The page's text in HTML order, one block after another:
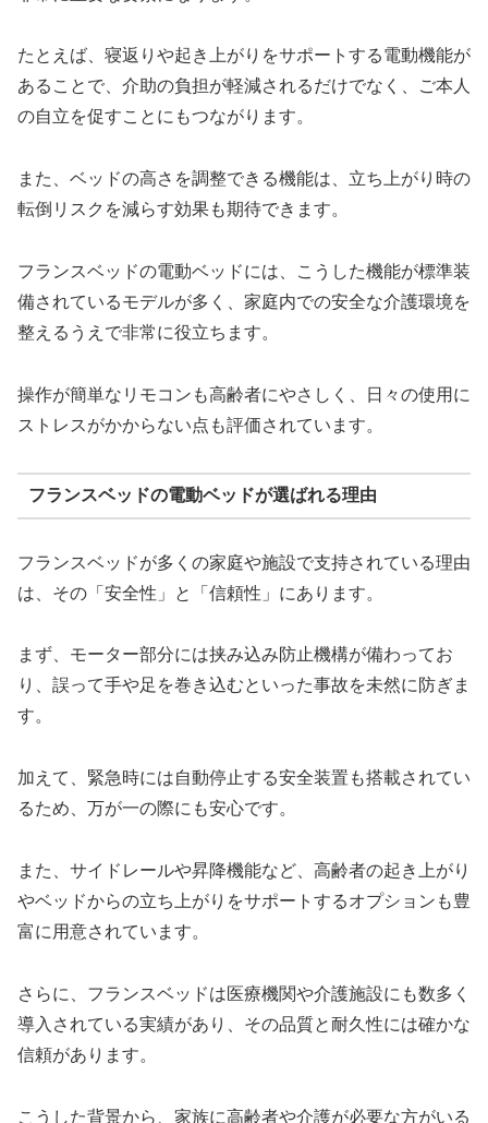
たとえば、寝返りや起き上がりをサポートする電動機能が
あることで、介助の負担が軽減されるだけでなく、ご本人
の自立を促すことにもつながります。
また、ベッドの高さを調整できる機能は、立ち上がり時の
転倒リスクを減らす効果も期待できます。
フランスベッドの電動ベッドには、こうした機能が標準装
備されているモデルが多く、家庭内での安全な介護環境を
整えるうえで非常に役立ちます。
操作が簡単なリモコンも高齢者にやさしく、日々の使用に
ストレスがかからない点も評価されています。
フランスベッドの電動ベッドが選ばれる理由
フランスベッドが多くの家庭や施設で支持されている理由
は、その「安全性」と「信頼性」にあります。
まず、モーター部分には挟み込み防止機構が備わってお
り、誤って手や足を巻き込むといった事故を未然に防ぎま
す。
加えて、緊急時には自動停止する安全装置も搭載されてい
るため、万が一の際にも安心です。
また、サイドレールや昇降機能など、高齢者の起き上がり
やベッドからの立ち上がりをサポートするオプションも豊
富に用意されています。
さらに、フランスベッドは医療機関や介護施設にも数多く
導入されている実績があり、その品質と耐久性には確かな
信頼があります。
こうした背景から、家族に高齢者や介護が必要な方がいる